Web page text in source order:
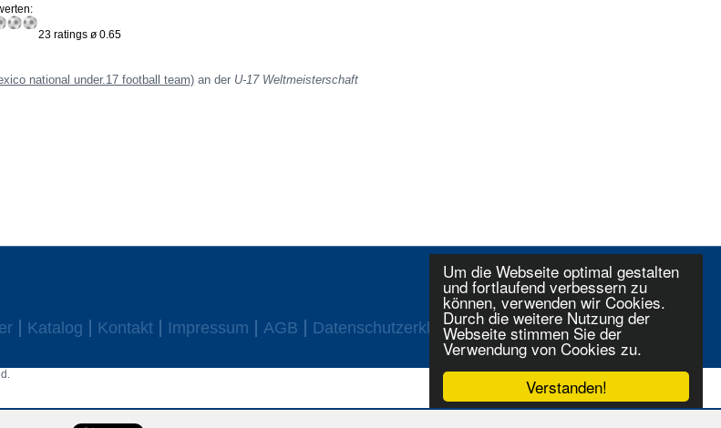
Verstanden!
Um die Webseite optimal gestalten
und fortlaufend verbessern zu
können, verwenden wir Cookies.
Durch die weitere Nutzung der
Webseite stimmen Sie der
Verwendung von Cookies zu.
23 ratings ø 0.65
national under.17 football team) an der U-17 Weltmeisterschaft
Katalog Kontakt Impressum AGB Datenschutzerklaerung Login